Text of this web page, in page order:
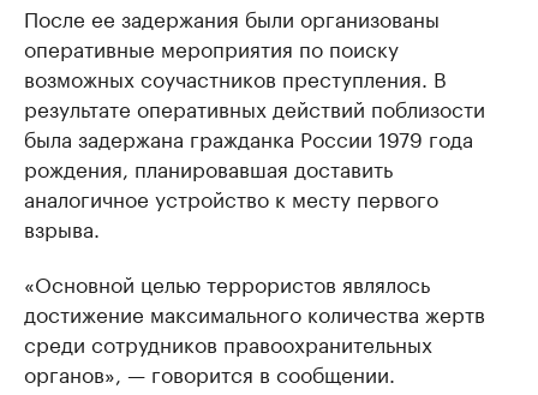
После ее задержания были организованы
оперативные мероприятия по поиску
возможных соучастников преступления. В
результате оперативных действий поблизости
была задержана гражданка России 1979 года
рождения, планировавшая доставить
аналогичное устройство к месту первого
взрыва.
«Основной целью террористов являлось
достижение максимального количества жертв
среди сотрудников правоохранительных
органов», — говорится в сообщении.